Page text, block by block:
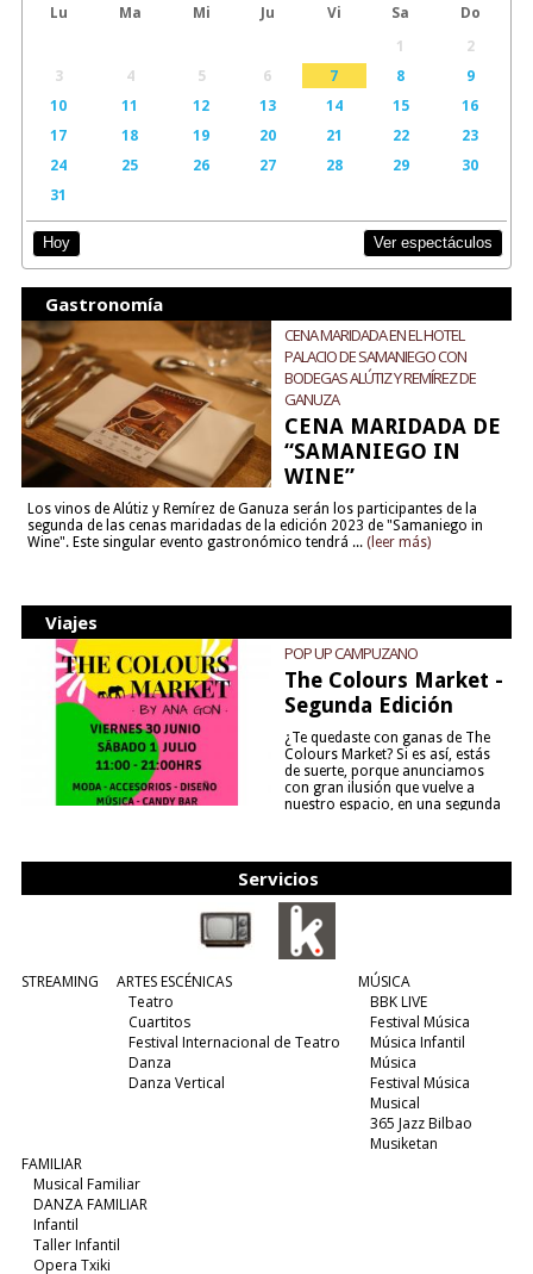
Lu Ma Mi Ju Vi Sa
Do
1
2
3
4 5 6 7 8
9
10
11 12 13 14 15
16
17
18 19 20 21 22
23
24
25 26 27 28 29
30
31
Hoy Ver espectáculos
Gastronomía
CENA MARIDADA EN EL HOTEL
PALACIO DE SAMANIEGO CON
BODEGAS ALÚTIZ Y REMÍREZ DE
GANUZA
CENA MARIDADA DE
“SAMANIEGO IN
WINE”
Los vinos de Alútiz y Remírez de Ganuza serán los participantes de la
segunda de las cenas maridadas de la edición 2023 de "Samaniego in
Wine". Este singular evento gastronómico tendrá ... (leer más)
Viajes
POP UP CAMPUZANO
The Colours Market -
Segunda Edición
¿Te quedaste con ganas de The
Colours Market? Si es así, estás
de suerte, porque anunciamos
con gran ilusión que vuelve a
nuestro espacio, en una segunda
Servicios
STREAMING
ARTES ESCÉNICAS
Teatro
Cuartitos
Festival Internacional de Teatro
Danza
Danza Vertical
MÚSICA
BBK LIVE
Festival Música
Música Infantil
Música
Festival Música
Musical
365 Jazz Bilbao
Musiketan
FAMILIAR
Musical Familiar
DANZA FAMILIAR
Infantil
Taller Infantil
Opera Txiki